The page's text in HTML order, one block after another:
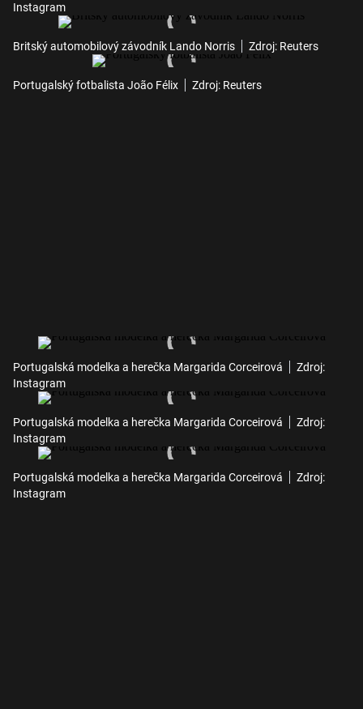
Instagram
Britský automobilový závodník Lando Norris Zdroj: Reuters
Portugalský fotbalista João Félix Zdroj: Reuters
Portugalská modelka a herečka Margarida Corceirová
Zdroj:
Instagram
Portugalská modelka a herečka Margarida Corceirová
Zdroj:
Instagram
Portugalská modelka a herečka Margarida Corceirová
Zdroj:
Instagram